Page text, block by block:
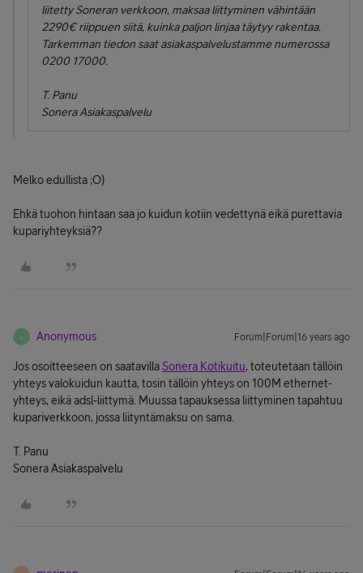
liitetty Soneran verkkoon, maksaa liittyminen vähintään
2290€ riippuen siitä, kuinka paljon linjaa täytyy rakentaa.
Tarkemman tiedon saat asiakaspalvelustamme numerossa
0200 17000.
T. Panu
Sonera Asiakaspalvelu
Melko edullista ;O)
Ehkä tuohon hintaan saa jo kuidun kotiin vedettynä eikä purettavia
kupariyhteyksiä??
A Anonymous Forum|Forum|16 years ago
Jos osoitteeseen on saatavillaSonera Kotikuitu, toteutetaan tällöin
yhteys valokuidun kautta, tosin tällöin yhteys on 100M ethernet-
yhteys, eikä adsl-liittymä. Muussa tapauksessa liittyminen tapahtuu
kupariverkkoon, jossa liityntämaksu on sama.
T. Panu
Sonera Asiakaspalvelu